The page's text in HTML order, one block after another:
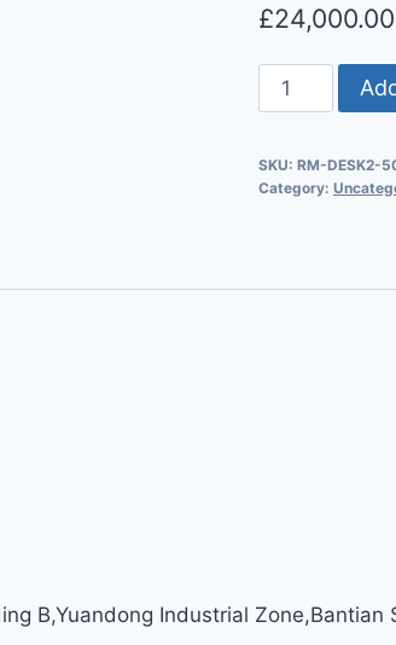
£24,000.00
SKU: RM-DESK2-
Category:
B,Yuandong Industrial Zone,Bantian